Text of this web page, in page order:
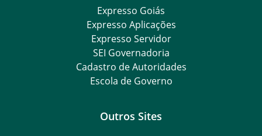
Expresso Goiás
Expresso Aplicações
Expresso Servidor
SEI Governadoria
Cadastro de Autoridades
Escola de Governo
Outros Sites